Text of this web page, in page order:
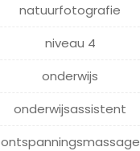
natuurfotografie
niveau 4
onderwijs
onderwijsassistent
ontspanningsmassage